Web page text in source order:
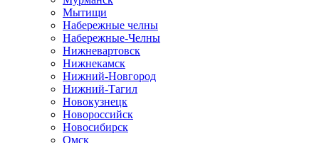
Мытищи
Набережные челны
Набережные-Челны
Нижневартовск
Нижнекамск
Нижний-Новгород
Нижний-Тагил
Новокузнецк
Новороссийск
Новосибирск
Омск